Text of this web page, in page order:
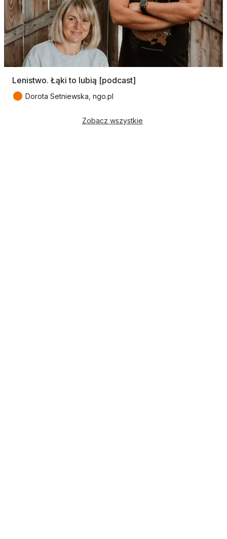
Lenistwo. Łąki to lubią [podcast]
● Dorota Setniewska, ngo.pl
Zobacz wszystkie